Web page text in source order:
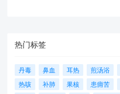
热门标签
丹毒 鼻血 耳热 煎汤浴
热咳
补肺 果核 患痈苦